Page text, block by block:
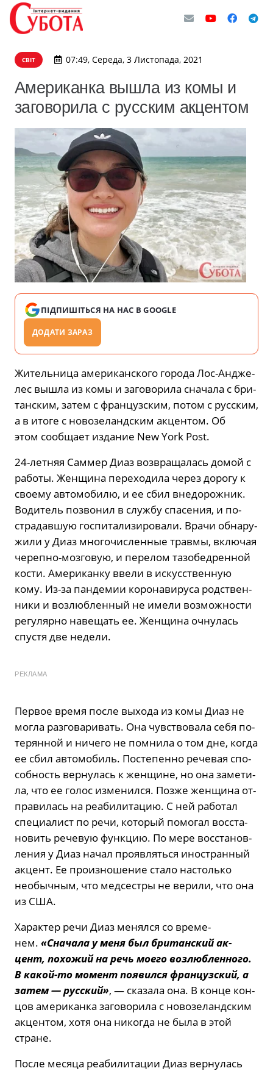
СВІТ 07:49, Середа, 3 Листопада, 2021
Американка вышла из комы и
заговорила с русским акцентом
ПІДПИШІТЬСЯ НА НАС В GOOGLE
ДОДАТИ ЗАРАЗ
Жи­тель­ни­ца аме­ри­кан­ско­го го­ро­да Лос-Ан­дже­
лес вышла из комы и за­го­во­ри­ла сна­ча­ла с бри­
тан­ским, затем с фран­цуз­ским, потом с рус­ским,
а в итоге с но­во­зе­ланд­ским ак­цен­том. Об
этом со­об­ща­ет из­да­ние New York Post.
24-лет­няя Сам­мер Диаз воз­вра­ща­лась домой с
ра­бо­ты. Жен­щи­на пе­ре­хо­ди­ла через до­ро­гу к
сво­е­му ав­то­мо­би­лю, и ее сбил вне­до­рож­ник.
Во­ди­тель по­зво­нил в служ­бу спа­се­ния, и по­
стра­дав­шую гос­пи­та­ли­зи­ро­ва­ли. Врачи об­на­ру­
жи­ли у Диаз мно­го­чис­лен­ные трав­мы, вклю­чая
че­реп­но-моз­го­вую, и пе­ре­лом та­зо­бед­рен­ной
кости. Аме­ри­кан­ку ввели в ис­кус­ствен­ную
кому. Из-за пан­де­мии ко­ро­на­ви­ру­са род­ствен­
ни­ки и воз­люб­лен­ный не имели воз­мож­но­сти
ре­гу­ляр­но на­ве­щать ее. Жен­щи­на оч­ну­лась
спу­стя две неде­ли.
РЕКЛАМА
Пер­вое время после вы­хо­да из комы Диаз не
могла раз­го­ва­ри­вать. Она чув­ство­ва­ла себя по­
те­рян­ной и ни­че­го не пом­ни­ла о том дне, когда
ее сбил ав­то­мо­биль. По­сте­пен­но ре­че­вая спо­
соб­ность вер­ну­лась к жен­щине, но она за­ме­ти­
ла, что ее голос из­ме­нил­ся. Позже жен­щи­на от­
пра­ви­лась на ре­а­би­ли­та­цию. С ней ра­бо­тал
спе­ци­а­лист по речи, ко­то­рый по­мо­гал вос­ста­
но­вить ре­че­вую функ­цию. По мере вос­ста­нов­
ле­ния у Диаз начал про­яв­лять­ся ино­стран­ный
ак­цент. Ее про­из­но­ше­ние стало на­столь­ко
необыч­ным, что мед­сест­ры не ве­ри­ли, что она
из США.
Ха­рак­тер речи Диаз ме­нял­ся со вре­ме­
нем. «Сна­ча­ла у меня был бри­тан­ский ак­
цент, по­хо­жий на речь моего воз­люб­лен­но­го.
В ка­кой-то мо­мент по­явил­ся фран­цуз­ский, а
затем — рус­ский», — ска­за­ла она. В конце кон­
цов аме­ри­кан­ка за­го­во­ри­ла с но­во­зе­ланд­ским
ак­цен­том, хотя она ни­ко­гда не была в этой
стране.
После ме­ся­ца ре­а­би­ли­та­ции Диаз вер­ну­лась